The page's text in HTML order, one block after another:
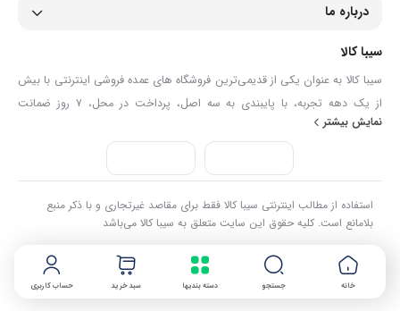
خانه جستجو دسته بندیها سبد خرید حساب کاربری
درباره ما
سیبا کالا
سیبا کالا به عنوان یکی از قدیمی‌ترین فروشگاه های عمده فروشی اینترنتی با بیش
از یک دهه تجربه، با پایبندی به سه اصل، پرداخت در محل، ۷ روز ضمانت
بازگشت کالا و تضمین اصل‌بودن کالا موفق شده تا همگام با فروشگاه‌های معتبر
جهان، به بزرگ‌ترین فروشگاه اینترنتی ایران تبدیل شود. به محض ورود به سایت
سیبا کالا با دنیایی از کالا رو به رو می‌شوید! هر آنچه که نیاز دارید و به ذهن شما
خطور می‌کند در اینجا پیدا خواهید کرد.
نمایش بیشتر
استفاده از مطالب اینترنتی سیبا کالا فقط برای مقاصد غیرتجاری و با ذکر منبع
بلامانع است. کلیه حقوق این سایت متعلق به سیبا کالا می‌باشد